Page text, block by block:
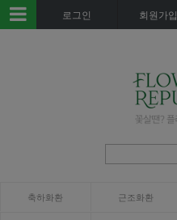
로그인 회원가입
축하화환 근조화환